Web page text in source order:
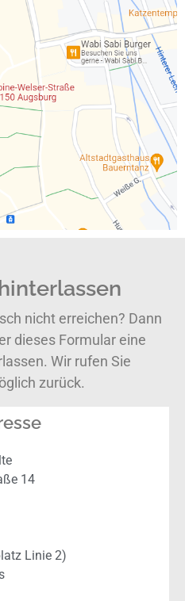
nicht erreichen? Dann
dieses Formular eine
Wir rufen Sie
zurück.
14
Linie 2)